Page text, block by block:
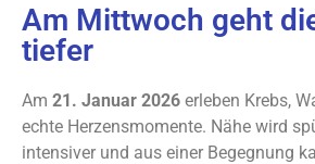
Am Mittwoch geht
tiefer
Am 21. Januar 2026 erleben Krebs,
echte Herzensmomente. Nähe wird
intensiver und aus einer Begegnung